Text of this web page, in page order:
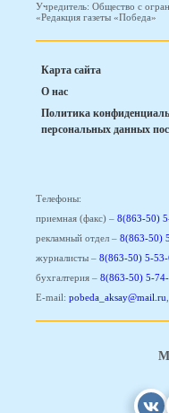
Учредитель: Общество с
«Редакция газеты «Победа»
Карта сайта
О нас
Политика
персональных данных
Телефоны:
приемная (факс) – 8(863-50)
рекламный отдел – 8(863-50)
журналисты – 8(863-50) 5-53-
бухгалтерия – 8(863-50) 5-
E-mail: pobeda_aksay@mail.ru,